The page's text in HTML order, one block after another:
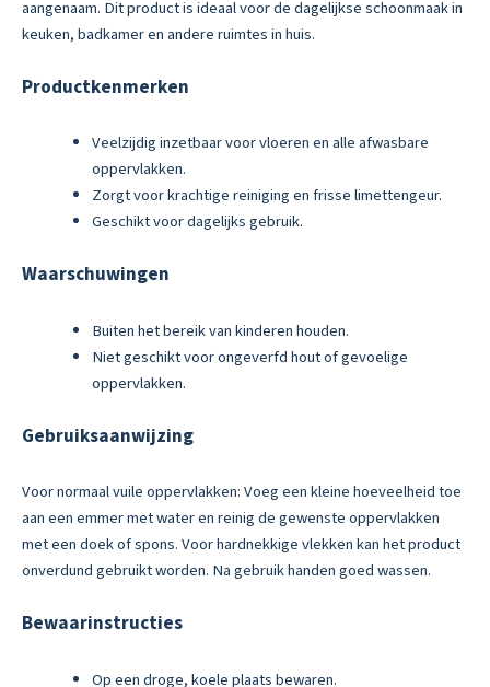
aangenaam. Dit product is ideaal voor de dagelijkse schoonmaak in
keuken, badkamer en andere ruimtes in huis.
Productkenmerken
Veelzijdig inzetbaar voor vloeren en alle afwasbare
oppervlakken.
Zorgt voor krachtige reiniging en frisse limettengeur.
Geschikt voor dagelijks gebruik.
Waarschuwingen
Buiten het bereik van kinderen houden.
Niet geschikt voor ongeverfd hout of gevoelige
oppervlakken.
Gebruiksaanwijzing
Voor normaal vuile oppervlakken: Voeg een kleine hoeveelheid toe
aan een emmer met water en reinig de gewenste oppervlakken
met een doek of spons. Voor hardnekkige vlekken kan het product
onverdund gebruikt worden. Na gebruik handen goed wassen.
Bewaarinstructies
Op een droge, koele plaats bewaren.